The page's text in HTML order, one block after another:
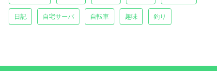
日記 自宅サーバ 自転車 趣味 釣り